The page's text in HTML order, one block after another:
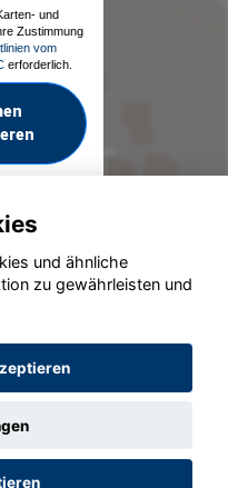
und
Zustimmung
vom
erforderlich.
2020 - 2026
und ähnliche
zu gewährleisten und